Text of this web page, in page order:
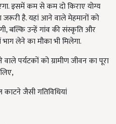
इसमें कम से कम दो किराए योग्य
है. यहां आने वाले मेहमानों को
बल्कि उन्हें गांव की संस्कृति और
लेने का मौका भी मिलेगा.
पर्यटकों को ग्रामीण जीवन का पूरा
जैसी गतिविधियां